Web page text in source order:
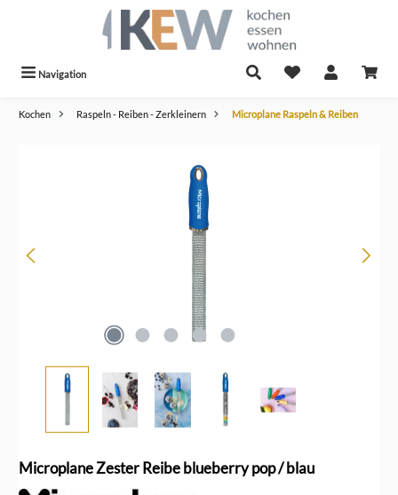
Navigation
Kochen Raspeln - Reiben - Zerkleinern Microplane Raspeln & Reiben
Microplane Zester Reibe blueberry pop / blau